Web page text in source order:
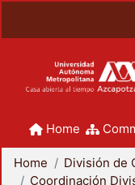
Home
Home